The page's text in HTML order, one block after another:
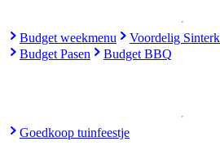
Budget weekmenu Voordelig
Budget Pasen
Budget BBQ
Goedkoop tuinfeestje